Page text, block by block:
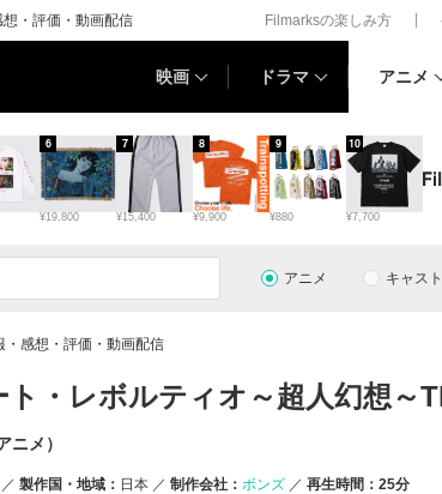
・評価・動画配信 Filmarksの楽しみ方
映画 ドラマ アニメ
¥19,800
6
¥15,400
7
¥9,900
8
¥880
9
¥7,700
10
アニメ キャスト
・感想・評価・動画配信
ト・レボルティオ～超人幻想～
ニメ）
製作国・地域： 日本 制作会社： ボンズ 再生時間：25分